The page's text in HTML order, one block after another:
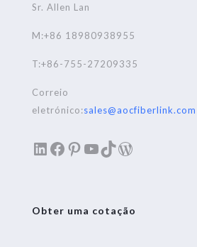
Sr. Allen Lan
M:+86 18980938955
T:+86-755-27209335
Correio
eletrónico:sales@aocfiberlink.com
LinkedIn
Facebook
Pinterest
YouTube
TikTok
WordPress
Obter uma cotação